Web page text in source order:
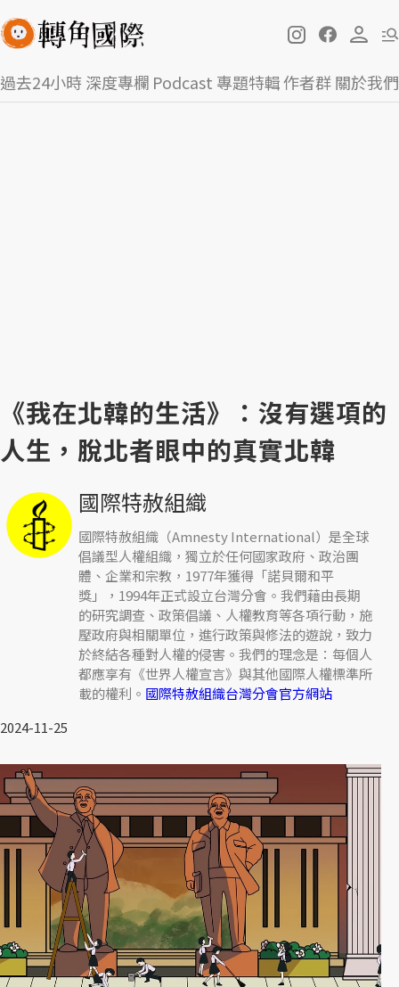
過去24小時深度專欄 Podcast 專題特輯作者群關於我們
《我在北韓的生活》：沒有選項的
人生，脫北者眼中的真實北韓
國際特赦組織
國際特赦組織（Amnesty International）是全球
倡議型人權組織，獨立於任何國家政府、政治團
體、企業和宗教，1977年獲得「諾貝爾和平
獎」，1994年正式設立台灣分會。我們藉由長期
的研究調查、政策倡議、人權教育等各項行動，施
壓政府與相關單位，進行政策與修法的遊說，致力
於終結各種對人權的侵害。我們的理念是：每個人
都應享有《世界人權宣言》與其他國際人權標準所
載的權利。 國際特赦組織台灣分會官方網站
2024-11-25